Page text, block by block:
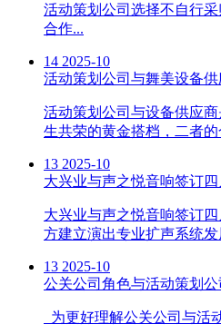
活动策划公司选择不自行
合作...
14 2025-10
活动策划公司与舞美设备
活动策划公司与设备供应
生共荣的黄金搭档，二者的
13 2025-10
大兴业与声之悦音响签订
大兴业与声之悦音响签订
方建立演出专业扩声系统发
13 2025-10
公关公司角色与活动策划
为更好理解公关公司与活